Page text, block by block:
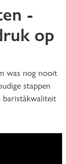
-
op
was nog nooit
stappen
baristàkwaliteit